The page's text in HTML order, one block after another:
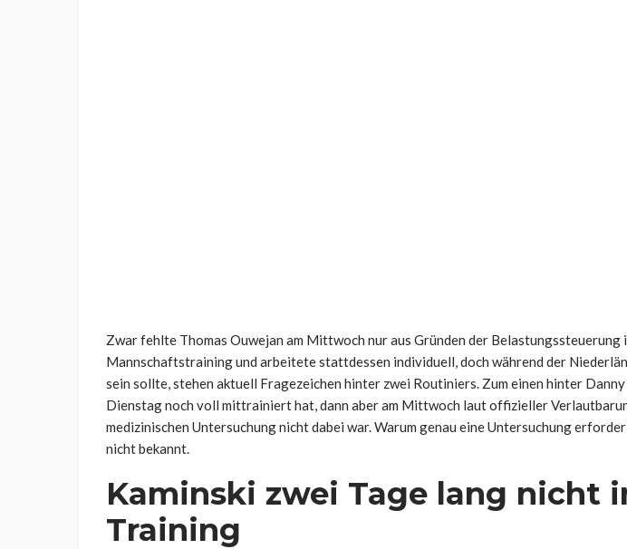
Zwar fehlte Thomas Ouwejan am Mittwoch nur aus Gründen der Belastungssteuerung
Mannschaftstraining und arbeitete stattdessen individuell, doch während der
sein sollte, stehen aktuell Fragezeichen hinter zwei Routiniers. Zum einen hinter Danny
Dienstag noch voll mittrainiert hat, dann aber am Mittwoch laut offizieller
medizinischen Untersuchung nicht dabei war. Warum genau eine Untersuchung
nicht bekannt.
Kaminski zwei Tage lang nicht
Training